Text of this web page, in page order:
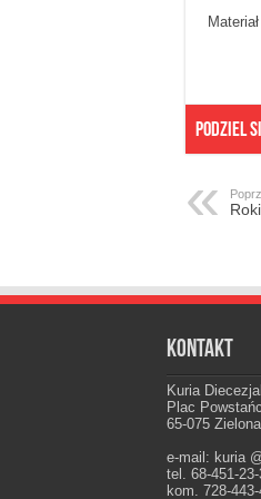
Podziel
Kontakt
Kuria
Plac
65-075
e-mail: kuria
tel. 68-451-23-
kom. 728-